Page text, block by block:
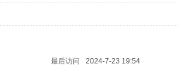
最后访问
2024-7-23 19:54